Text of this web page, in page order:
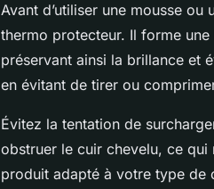
Avant d’utiliser une mousse
thermo protecteur. Il forme
préservant ainsi la brillance et
en évitant de tirer ou
Évitez la tentation de
obstruer le cuir chevelu, ce qui
produit adapté à votre type de